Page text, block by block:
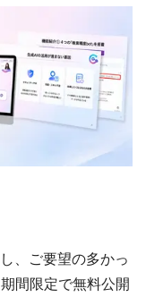
、ご要望の多かっ
間限定で無料公開